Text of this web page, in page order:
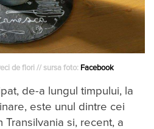
de flori // sursa foto: Facebook
de-a lungul timpului, la
este unul dintre cei
Transilvania si, recent, a